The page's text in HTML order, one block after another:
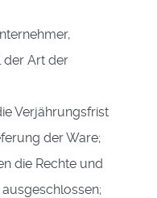
der Art der
Verjährungsfrist
der Ware;
die Rechte und